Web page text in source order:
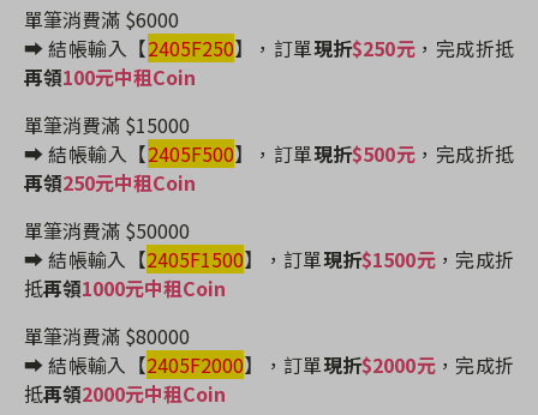
單筆消費滿 $6000
➡️ 結帳輸入【2405F250】 ，訂單現折$250元 ，完成折抵
再領100元中租Coin
單筆消費滿 $15000
➡️ 結帳輸入【2405F500】 ，訂單現折$500元 ，完成折抵
再領250元中租Coin
單筆消費滿 $50000
➡️ 結帳輸入【2405F1500】 ，訂單現折$1500元 ，完成折
抵再領1000元中租Coin
單筆消費滿 $80000
➡️ 結帳輸入【2405F2000】 ，訂單現折$2000元 ，完成折
抵再領2000元中租Coin